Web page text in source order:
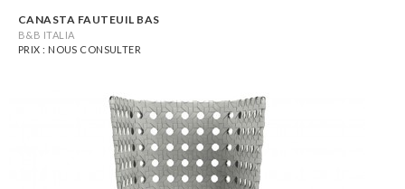
CANASTA FAUTEUIL BAS
B&B ITALIA
PRIX : NOUS CONSULTER